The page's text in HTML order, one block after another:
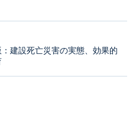
建設死亡災害の実態、効果的